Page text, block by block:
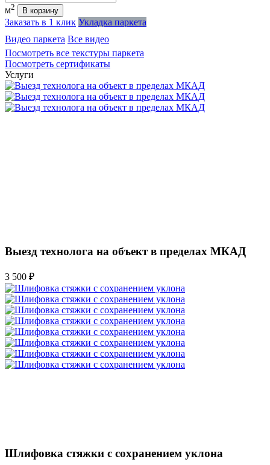
м2 В корзину
Заказать в 1 клик Укладка паркета
Видео паркета Все видео
Посмотреть все текстуры паркета
Посмотреть сертификаты
Услуги
Выезд технолога на объект в пределах МКАД
3 500 ₽
Шлифовка стяжки с сохранением уклона